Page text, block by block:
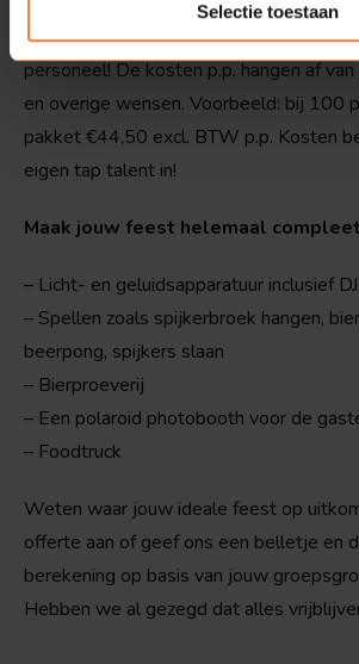
Selectie toestaan
Bovenstaand pakket is dus altijd
personeel! De kosten p.p. hangen af
en overige wensen. Voorbeeld: bij 100
pakket €44,50 excl. BTW p.p. Kosten
eigen tap talent in!
Maak jouw feest helemaal
– Licht- en geluidsapparatuur inclusief
– Spellen zoals spijkerbroek hangen,
beerpong, spijkers slaan
– Bierproeverij
– Een polaroid photobooth voor de
– Foodtruck
Weten waar jouw ideale feest op
offerte aan of geef ons een belletje en
berekening op basis van jouw
Hebben we al gezegd dat alles